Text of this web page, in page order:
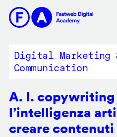
contenuto
Digital Marketing
Communication
A. I. copywriting
l’intelligenza
creare contenuti